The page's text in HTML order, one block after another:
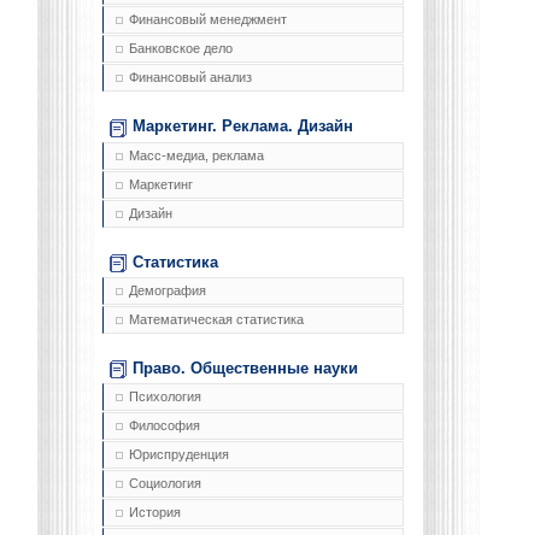
Финансовый менеджмент
Банковское дело
Финансовый анализ
Маркетинг. Реклама. Дизайн
Масс-медиа, реклама
Маркетинг
Дизайн
Статистика
Демография
Математическая статистика
Право. Общественные науки
Психология
Философия
Юриспруденция
Социология
История